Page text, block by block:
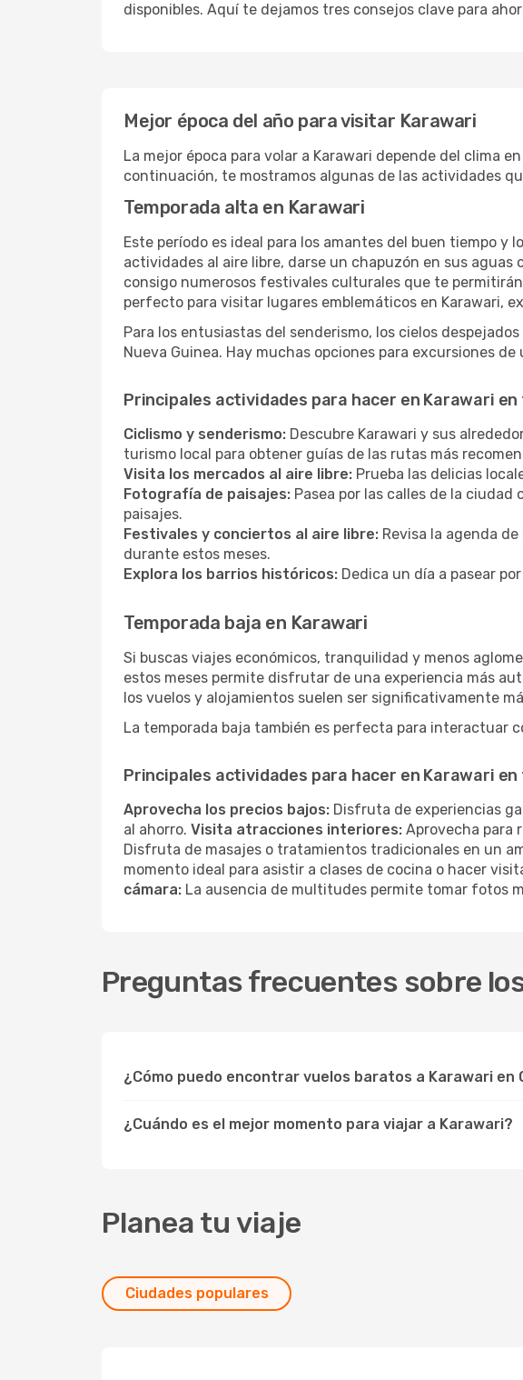
disponibles. Aquí te dejamos tres consejos clave para
Mejor época del año para visitar Karawari
La mejor época para volar a Karawari depende del clima
continuación, te mostramos algunas de las actividades
Temporada alta en Karawari
Este período es ideal para los amantes del buen tiempo
actividades al aire libre, darse un chapuzón en sus
consigo numerosos festivales culturales que te
perfecto para visitar lugares emblemáticos en Karawari,
Para los entusiastas del senderismo, los cielos
Nueva Guinea. Hay muchas opciones para excursiones
Principales actividades para hacer en Karawari
Ciclismo y senderismo: Descubre Karawari y sus
turismo local para obtener guías de las rutas más
Visita los mercados al aire libre: Prueba las delicias
Fotografía de paisajes: Pasea por las calles de la
paisajes.
Festivales y conciertos al aire libre: Revisa la agenda
durante estos meses.
Explora los barrios históricos: Dedica un día a pasear
Temporada baja en Karawari
Si buscas viajes económicos, tranquilidad y menos
estos meses permite disfrutar de una experiencia más
los vuelos y alojamientos suelen ser significativamente
La temporada baja también es perfecta para interactuar
Principales actividades para hacer en Karawari
Aprovecha los precios bajos: Disfruta de experiencias
al ahorro. Visita atracciones interiores: Aprovecha para
Disfruta de masajes o tratamientos tradicionales en un
momento ideal para asistir a clases de cocina o hacer
cámara: La ausencia de multitudes permite tomar fotos
Preguntas frecuentes sobre
¿Cómo puedo encontrar vuelos baratos a Karawari en
¿Cuándo es el mejor momento para viajar a Karawari?
Planea tu viaje
Ciudades populares